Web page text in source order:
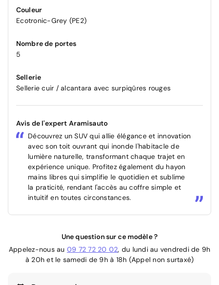
Couleur
Ecotronic-Grey (PE2)
Nombre de portes
5
Sellerie
Sellerie cuir / alcantara avec surpiqûres rouges
Avis de l'expert Aramisauto
Découvrez un SUV qui allie élégance et innovation
avec son toit ouvrant qui inonde l'habitacle de
lumière naturelle, transformant chaque trajet en
expérience unique. Profitez également du hayon
mains libres qui simplifie le quotidien et sublime
la praticité, rendant l'accès au coffre simple et
intuitif en toutes circonstances.
Une question sur ce modèle ?
Appelez-nous au 09 72 72 20 02, du lundi au vendredi de 9h
à 20h et le samedi de 9h à 18h (Appel non surtaxé)